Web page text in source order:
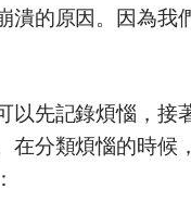
潰的原因。因為我
以先記錄煩惱，接
在分類煩惱的時候